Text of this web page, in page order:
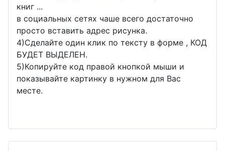
книг ...
в социальных сетях чаше всего достаточно
просто вставить адрес рисунка.
4)Сделайте один клик по тексту в форме , КОД
БУДЕТ ВЫДЕЛЕН.
5)Копируйте код правой кнопкой мыши и
показывайте картинку в нужном для Вас
месте.